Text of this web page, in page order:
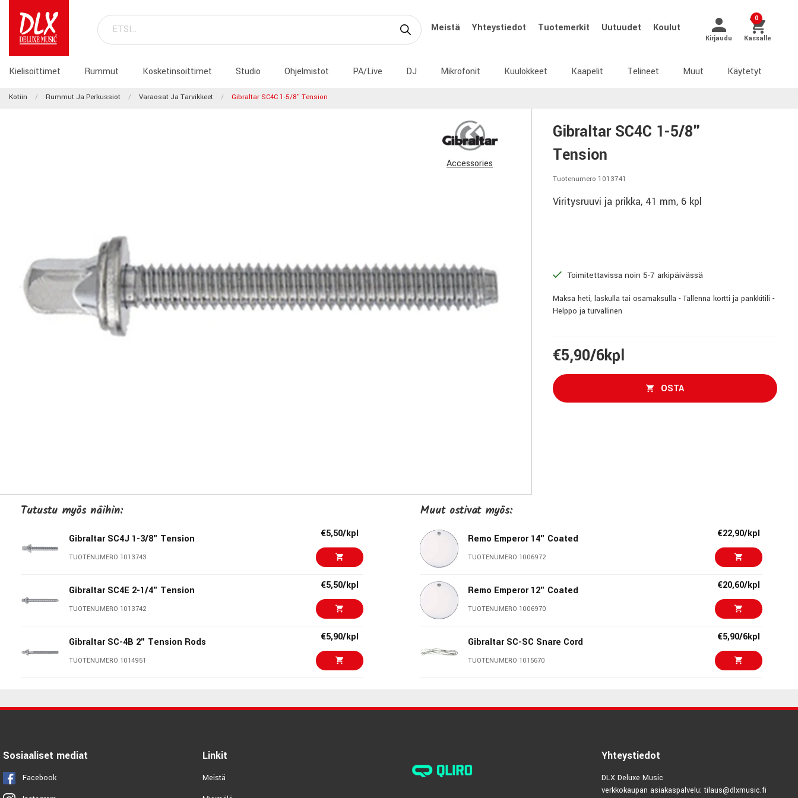
Meistä Yhteystiedot Tuotemerkit Uutuudet Koulut
Kirjaudu
0
Kassalle
Kielisoittimet Rummut Kosketinsoittimet Studio Ohjelmistot PA/Live DJ Mikrofonit Kuulokkeet Kaapelit Telineet Muut Käytetyt
Kotiin Rummut Ja Perkussiot Varaosat Ja Tarvikkeet Gibraltar SC4C 1-5/8" Tension
Accessories
Gibraltar SC4C 1-5/8"
Tension
Tuotenumero 1013741
Viritysruuvi ja prikka, 41 mm, 6 kpl
Toimitettavissa noin 5-7 arkipäivässä
Maksa heti, laskulla tai osamaksulla - Tallenna kortti ja pankkitili -
Helppo ja turvallinen
€5,90/6kpl
OSTA
Tutustu myös näihin:
Gibraltar SC4J 1-3/8" Tension
TUOTENUMERO 1013743
€5,50/kpl
Gibraltar SC4E 2-1/4" Tension
TUOTENUMERO 1013742
€5,50/kpl
Gibraltar SC-4B 2" Tension Rods
TUOTENUMERO 1014951
€5,90/kpl
TUOTENUMERO 1038888
Gibraltar SC-12 Nylon Tension Rod
Muut ostivat myös:
Remo Emperor 14" Coated
TUOTENUMERO 1006972
€22,90/kpl
Remo Emperor 12" Coated
TUOTENUMERO 1006970
€20,60/kpl
Gibraltar SC-SC Snare Cord
TUOTENUMERO 1015670
€5,90/6kpl
TUOTENUMERO 1013743
TUOTENUMERO 1063156
€27,00/kpl
Sosiaaliset mediat
Facebook
Linkit
Meistä
Yhteystiedot
DLX Deluxe Music
verkkokaupan asiakaspalvelu: tilaus@dlxmusic.fi